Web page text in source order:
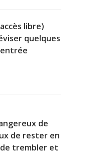
libre)
quelques
de
de rester en
trembler et